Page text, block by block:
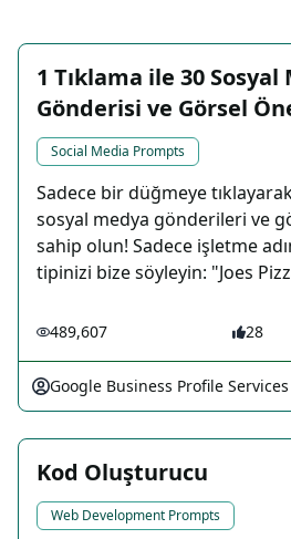
1 Tıklama ile 30 Sosyal
Gönderisi ve Görsel
Social Media Prompts
Sadece bir düğmeye
sosyal medya gönderileri ve
sahip olun! Sadece işletme
tipinizi bize söyleyin: "Joes
489,607 28
Google Business Profile Services
Kod Oluşturucu
Web Development Prompts